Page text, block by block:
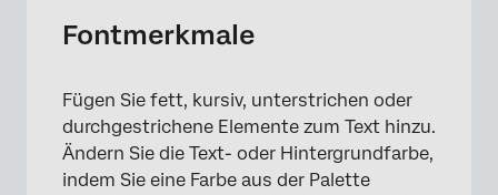
Fontmerkmale
Fügen Sie fett, kursiv, unterstrichen oder
durchgestrichene Elemente zum Text hinzu.
Ändern Sie die Text- oder Hintergrundfarbe,
indem Sie eine Farbe aus der Palette